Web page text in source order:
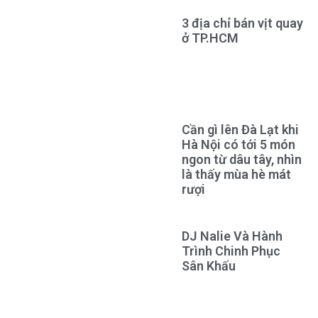
3 địa chỉ bán vịt quay
ở TP.HCM
Cần gì lên Đà Lạt khi
Hà Nội có tới 5 món
ngon từ dâu tây, nhìn
là thấy mùa hè mát
rượi
DJ Nalie Và Hành
Trình Chinh Phục
Sân Khấu